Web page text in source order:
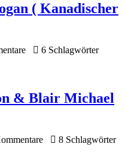
( Kanadischer
6 Schlagwörter
& Blair Michael
8 Schlagwörter